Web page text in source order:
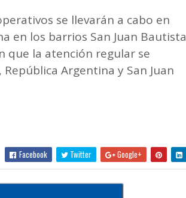
se llevarán a cabo en
en los barrios San Juan Bautista
que la atención regular se
Argentina y San Juan
Facebook Twitter Google+